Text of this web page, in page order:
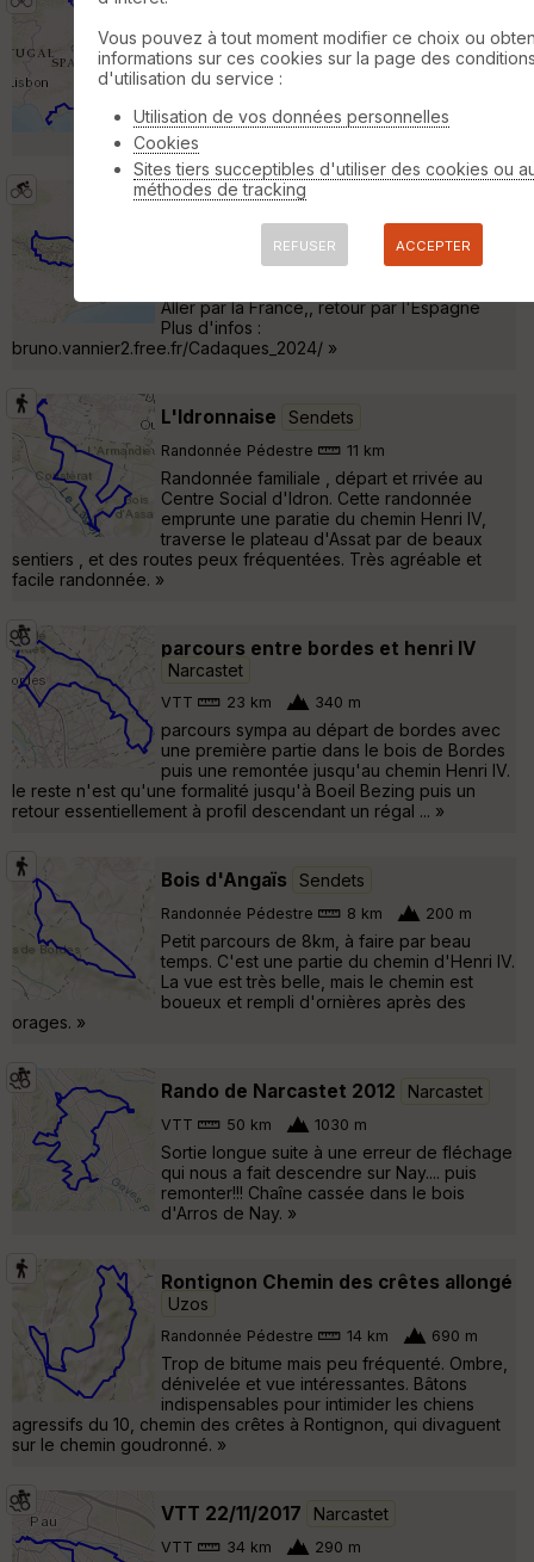
Narcastet
Cyclotourisme 2729 km 35240 m
eaux Espagne ) de Pau à Algéciras effectué
par Michel & Dominique en 2013 »
Narcastet - Cadaques - Narcastet
Narcastet
Aller par la France,, retour par l'Espagne
Plus d'infos :
bruno.vannier2.free.fr/Cadaques_2024/ »
L'Idronnaise Sendets
Randonnée Pédestre 11 km
Randonnée familiale , départ et rrivée au
Centre Social d'Idron. Cette randonnée
emprunte une paratie du chemin Henri IV,
traverse le plateau d'Assat par de beaux
sentiers , et des routes peux fréquentées. Très agréable et
facile randonnée. »
parcours entre bordes et henri IV
Narcastet
VTT 23 km 340 m
parcours sympa au départ de bordes avec
une première partie dans le bois de Bordes
puis une remontée jusqu'au chemin Henri IV.
le reste n'est qu'une formalité jusqu'à Boeil Bezing puis un
retour essentiellement à profil descendant un régal ... »
Bois d'Angaïs Sendets
Randonnée Pédestre 8 km 200 m
Petit parcours de 8km, à faire par beau
temps. C'est une partie du chemin d'Henri IV.
La vue est très belle, mais le chemin est
boueux et rempli d'ornières après des
orages. »
Rando de Narcastet 2012 Narcastet
VTT 50 km 1030 m
Sortie longue suite à une erreur de fléchage
qui nous a fait descendre sur Nay.... puis
remonter!!! Chaîne cassée dans le bois
d'Arros de Nay. »
Rontignon Chemin des crêtes allongé
Uzos
Randonnée Pédestre 14 km 690 m
Trop de bitume mais peu fréquenté. Ombre,
dénivelée et vue intéressantes. Bâtons
indispensables pour intimider les chiens
agressifs du 10, chemin des crêtes à Rontignon, qui divaguent
sur le chemin goudronné. »
VTT 22/11/2017 Narcastet
VTT 34 km 290 m
Vous pouvez à tout moment modifier ce choix ou
informations sur ces cookies sur la page des
d'utilisation du service :
Utilisation de vos données personnelles
Cookies
Sites tiers succeptibles d'utiliser des cookies ou
méthodes de tracking
REFUSER ACCEPTER